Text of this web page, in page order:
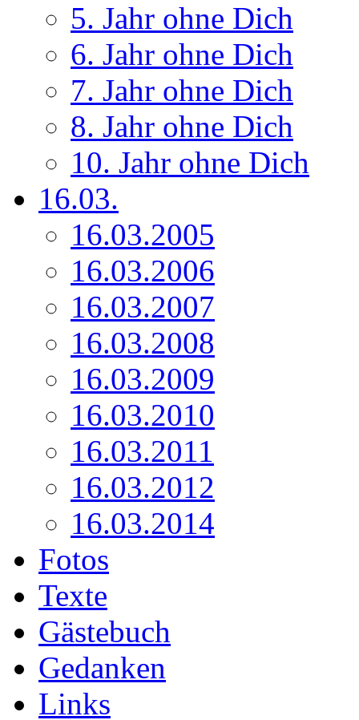
5. Jahr ohne Dich
6. Jahr ohne Dich
7. Jahr ohne Dich
8. Jahr ohne Dich
10. Jahr ohne Dich
16.03.
16.03.2005
16.03.2006
16.03.2007
16.03.2008
16.03.2009
16.03.2010
16.03.2011
16.03.2012
16.03.2014
Fotos
Texte
Gästebuch
Gedanken
Links